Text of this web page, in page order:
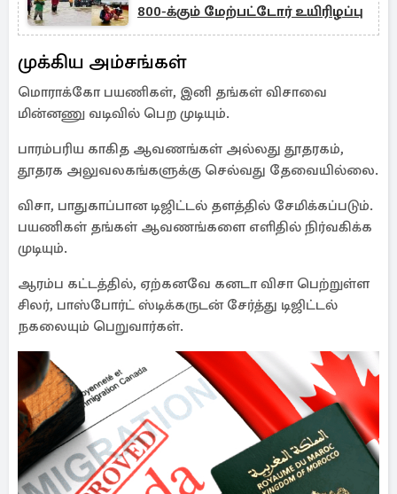
800-க்கும் மேற்பட்டோர் உயிரிழப்பு
முக்கிய அம்சங்கள்
மொராக்கோ பயணிகள், இனி தங்கள் விசாவை
மின்னணு வடிவில் பெற முடியும்.
பாரம்பரிய காகித ஆவணங்கள் அல்லது தூதரகம்,
தூதரக அலுவலகங்களுக்கு செல்வது தேவையில்லை.
விசா, பாதுகாப்பான டிஜிட்டல் தளத்தில் சேமிக்கப்படும்.
பயணிகள் தங்கள் ஆவணங்களை எளிதில் நிர்வகிக்க
முடியும்.
ஆரம்ப கட்டத்தில், ஏற்கனவே கனடா விசா பெற்றுள்ள
சிலர், பாஸ்போர்ட் ஸ்டிக்கருடன் சேர்த்து டிஜிட்டல்
நகலையும் பெறுவார்கள்.